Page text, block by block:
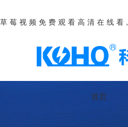
草莓视频免费观看高清在线
首页